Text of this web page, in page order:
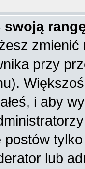
swoją
przy
i aby
postów
lub